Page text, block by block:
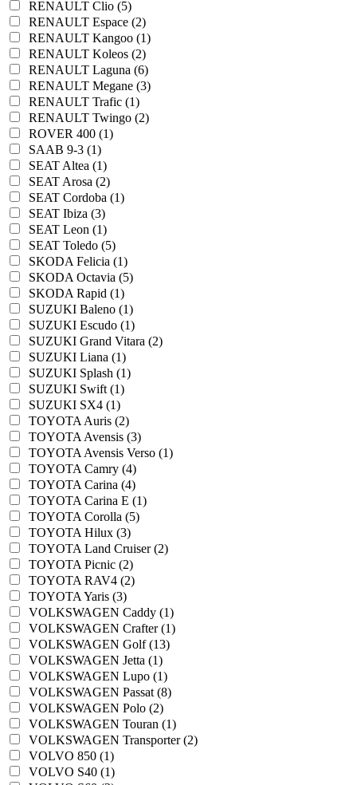
RENAULT Clio (5)
RENAULT Espace (2)
RENAULT Kangoo (1)
RENAULT Koleos (2)
RENAULT Laguna (6)
RENAULT Megane (3)
RENAULT Trafic (1)
RENAULT Twingo (2)
ROVER 400 (1)
SAAB 9-3 (1)
SEAT Altea (1)
SEAT Arosa (2)
SEAT Cordoba (1)
SEAT Ibiza (3)
SEAT Leon (1)
SEAT Toledo (5)
SKODA Felicia (1)
SKODA Octavia (5)
SKODA Rapid (1)
SUZUKI Baleno (1)
SUZUKI Escudo (1)
SUZUKI Grand Vitara (2)
SUZUKI Liana (1)
SUZUKI Splash (1)
SUZUKI Swift (1)
SUZUKI SX4 (1)
TOYOTA Auris (2)
TOYOTA Avensis (3)
TOYOTA Avensis Verso (1)
TOYOTA Camry (4)
TOYOTA Carina (4)
TOYOTA Carina E (1)
TOYOTA Corolla (5)
TOYOTA Hilux (3)
TOYOTA Land Cruiser (2)
TOYOTA Picnic (2)
TOYOTA RAV4 (2)
TOYOTA Yaris (3)
VOLKSWAGEN Caddy (1)
VOLKSWAGEN Crafter (1)
VOLKSWAGEN Golf (13)
VOLKSWAGEN Jetta (1)
VOLKSWAGEN Lupo (1)
VOLKSWAGEN Passat (8)
VOLKSWAGEN Polo (2)
VOLKSWAGEN Touran (1)
VOLKSWAGEN Transporter (2)
VOLVO 850 (1)
VOLVO S40 (1)